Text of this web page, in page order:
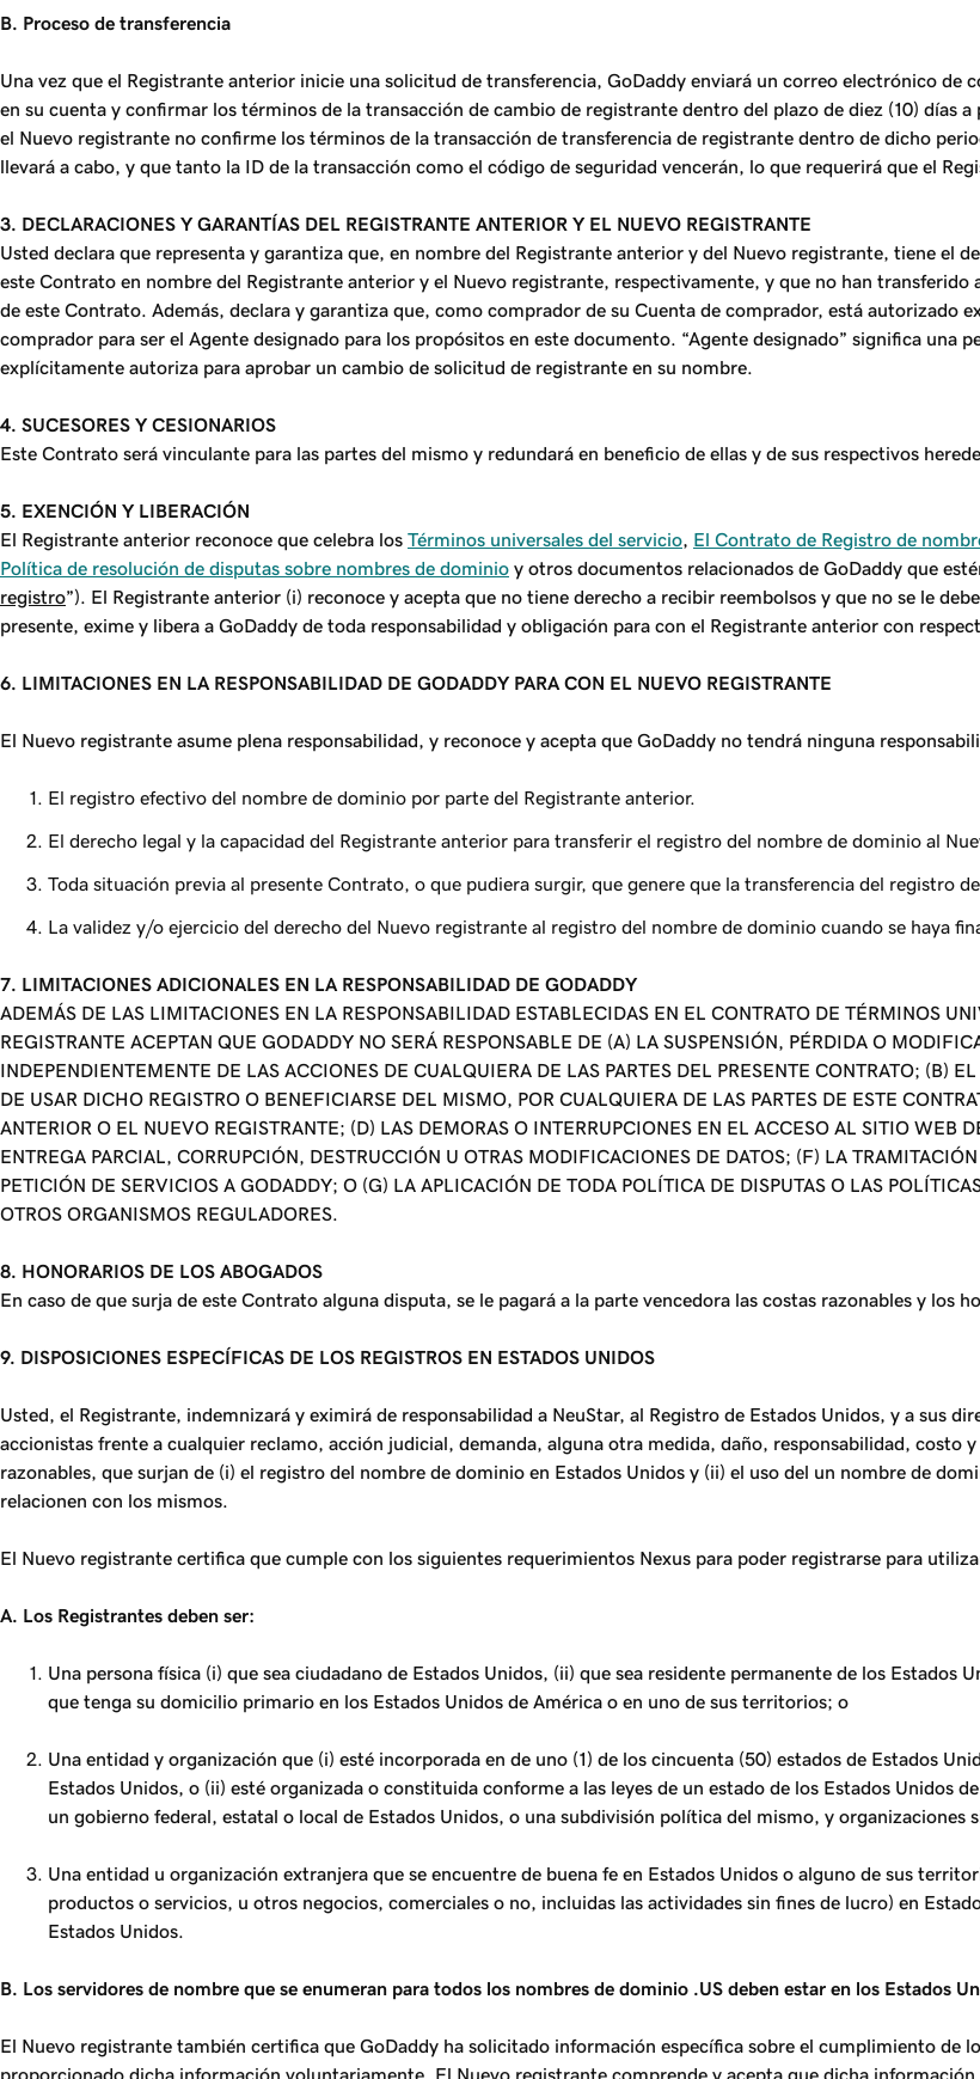
B. Proceso de transferencia
Una vez que el Registrante anterior inicie una solicitud de transferencia, GoDaddy enviará un correo electrónico
en su cuenta y confirmar los términos de la transacción de cambio de registrante dentro del plazo de diez (10) días
el Nuevo registrante no confirme los términos de la transacción de transferencia de registrante dentro de dicho
llevará a cabo, y que tanto la ID de la transacción como el código de seguridad vencerán, lo que requerirá que el
3. DECLARACIONES Y GARANTÍAS DEL REGISTRANTE ANTERIOR Y EL NUEVO REGISTRANTE
Usted declara que representa y garantiza que, en nombre del Registrante anterior y del Nuevo registrante, tiene el
este Contrato en nombre del Registrante anterior y el Nuevo registrante, respectivamente, y que no han
de este Contrato. Además, declara y garantiza que, como comprador de su Cuenta de comprador, está autorizado
comprador para ser el Agente designado para los propósitos en este documento. “Agente designado” significa
explícitamente autoriza para aprobar un cambio de solicitud de registrante en su nombre.
4. SUCESORES Y CESIONARIOS
Este Contrato será vinculante para las partes del mismo y redundará en beneficio de ellas y de sus respectivos
5. EXENCIÓN Y LIBERACIÓN
El Registrante anterior reconoce que celebra los Términos universales del servicio El Contrato de Registro de
Política de resolución de disputas sobre nombres de dominio y otros documentos relacionados de GoDaddy que
registro”). El Registrante anterior (i) reconoce y acepta que no tiene derecho a recibir reembolsos y que no se le
presente, exime y libera a GoDaddy de toda responsabilidad y obligación para con el Registrante anterior con
6. LIMITACIONES EN LA RESPONSABILIDAD DE GODADDY PARA CON EL NUEVO REGISTRANTE
El Nuevo registrante asume plena responsabilidad, y reconoce y acepta que GoDaddy no tendrá ninguna
El registro efectivo del nombre de dominio por parte del Registrante anterior.
El derecho legal y la capacidad del Registrante anterior para transferir el registro del nombre de dominio al
Toda situación previa al presente Contrato, o que pudiera surgir, que genere que la transferencia del registro
La validez y/o ejercicio del derecho del Nuevo registrante al registro del nombre de dominio cuando se haya
7. LIMITACIONES ADICIONALES EN LA RESPONSABILIDAD DE GODADDY
ADEMÁS DE LAS LIMITACIONES EN LA RESPONSABILIDAD ESTABLECIDAS EN EL CONTRATO DE TÉRMINOS
REGISTRANTE ACEPTAN QUE GODADDY NO SERÁ RESPONSABLE DE (A) LA SUSPENSIÓN, PÉRDIDA O
INDEPENDIENTEMENTE DE LAS ACCIONES DE CUALQUIERA DE LAS PARTES DEL PRESENTE CONTRATO; (B)
DE USAR DICHO REGISTRO O BENEFICIARSE DEL MISMO, POR CUALQUIERA DE LAS PARTES DE ESTE
ANTERIOR O EL NUEVO REGISTRANTE; (D) LAS DEMORAS O INTERRUPCIONES EN EL ACCESO AL SITIO WEB
ENTREGA PARCIAL, CORRUPCIÓN, DESTRUCCIÓN U OTRAS MODIFICACIONES DE DATOS; (F) LA
PETICIÓN DE SERVICIOS A GODADDY; O (G) LA APLICACIÓN DE TODA POLÍTICA DE DISPUTAS O LAS
OTROS ORGANISMOS REGULADORES.
8. HONORARIOS DE LOS ABOGADOS
En caso de que surja de este Contrato alguna disputa, se le pagará a la parte vencedora las costas razonables y los
9. DISPOSICIONES ESPECÍFICAS DE LOS REGISTROS EN ESTADOS UNIDOS
Usted, el Registrante, indemnizará y eximirá de responsabilidad a NeuStar, al Registro de Estados Unidos, y a sus
accionistas frente a cualquier reclamo, acción judicial, demanda, alguna otra medida, daño, responsabilidad,
razonables, que surjan de (i) el registro del nombre de dominio en Estados Unidos y (ii) el uso del un nombre de
relacionen con los mismos.
El Nuevo registrante certifica que cumple con los siguientes requerimientos Nexus para poder registrarse para
A. Los Registrantes deben ser:
Una persona física (i) que sea ciudadano de Estados Unidos, (ii) que sea residente permanente de los
que tenga su domicilio primario en los Estados Unidos de América o en uno de sus territorios; o
Una entidad y organización que (i) esté incorporada en de uno (1) de los cincuenta (50) estados de Estados
Estados Unidos, o (ii) esté organizada o constituida conforme a las leyes de un estado de los Estados Unidos
un gobierno federal, estatal o local de Estados Unidos, o una subdivisión política del mismo, y organizaciones
Una entidad u organización extranjera que se encuentre de buena fe en Estados Unidos o alguno de sus
productos o servicios, u otros negocios, comerciales o no, incluidas las actividades sin fines de lucro) en
Estados Unidos.
B. Los servidores de nombre que se enumeran para todos los nombres de dominio .US deben estar en los Estados
El Nuevo registrante también certifica que GoDaddy ha solicitado información específica sobre el cumplimiento de
proporcionado dicha información voluntariamente. El Nuevo registrante comprende y acepta que dicha información